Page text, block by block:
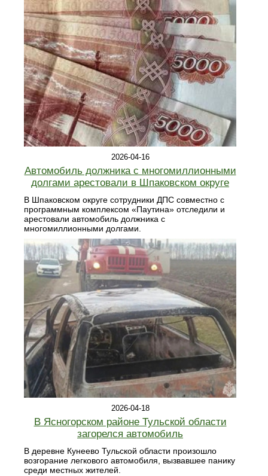
2026-04-16
Автомобиль должника с многомиллионными
долгами арестовали в Шпаковском округе
В Шпаковском округе сотрудники ДПС совместно с
программным комплексом «Паутина» отследили и
арестовали автомобиль должника с
многомиллионными долгами.
2026-04-18
В Ясногорском районе Тульской области
загорелся автомобиль
В деревне Кунеево Тульской области произошло
возгорание легкового автомобиля, вызвавшее панику
среди местных жителей.